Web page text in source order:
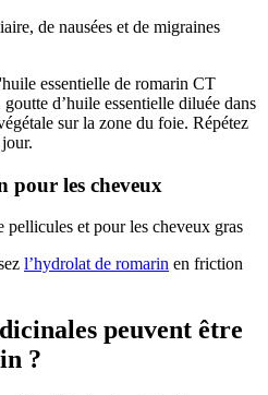
de nausées et de migraines
essentielle de romarin CT
d’huile essentielle diluée dans
sur la zone du foie. Répétez
pour les cheveux
pellicules et pour les cheveux gras
l’hydrolat de romarin en friction
peuvent être
?